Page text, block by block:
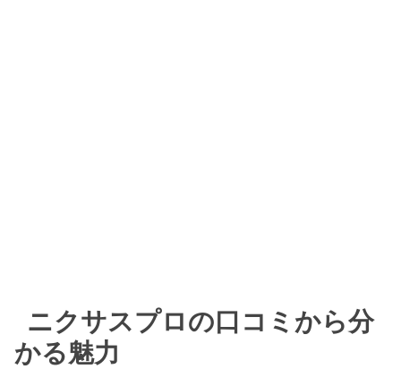
ニクサスプロの口コミから分
かる魅力